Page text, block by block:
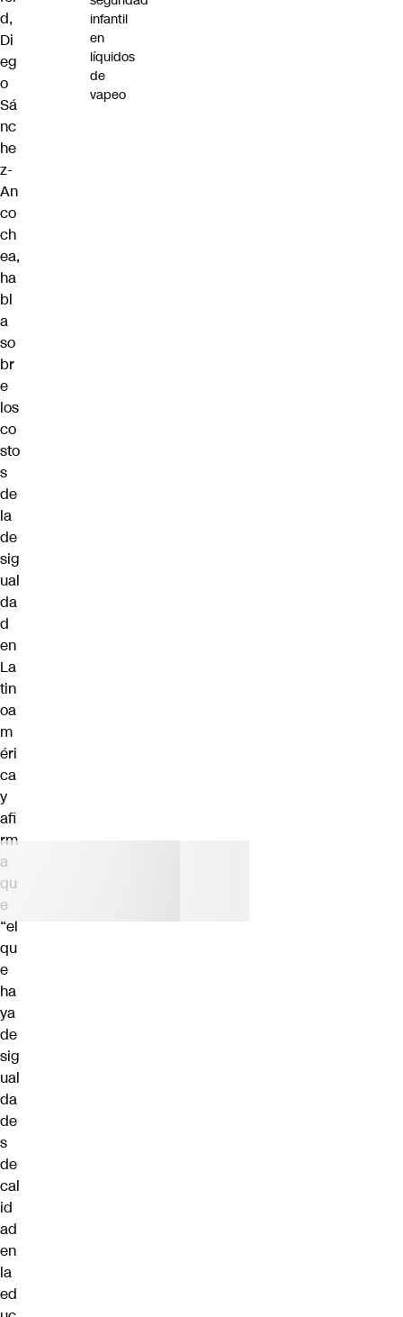
d,
Di
eg
o
Sá
nc
he
z-
An
co
ch
ea,
ha
bl
a
so
br
e
los
co
sto
s
de
la
de
sig
ual
da
d
en
La
tin
oa
m
éri
ca
y
afi
rm
a
qu
e
“el
qu
e
ha
ya
de
sig
ual
da
de
s
de
cal
id
ad
en
la
ed
infantil
en
líquidos
de
vapeo